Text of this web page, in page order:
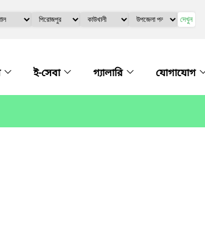
দেখুন
ই-সেবা গ্যালারি যোগাযোগ